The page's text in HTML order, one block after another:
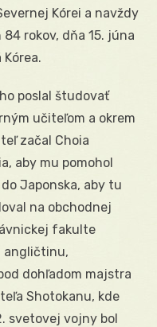
Kórei a navždy
rokov, dňa 15. júna
poslal študovať
učiteľom a okrem
začal Choia
aby mu pomohol
Japonska, aby tu
na obchodnej
fakulte
angličtinu,
dohľadom majstra
Shotokanu, kde
svetovej vojny bol